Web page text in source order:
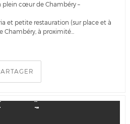
plein cœur de Chambéry –
et petite restauration (sur place et à
à proximité...